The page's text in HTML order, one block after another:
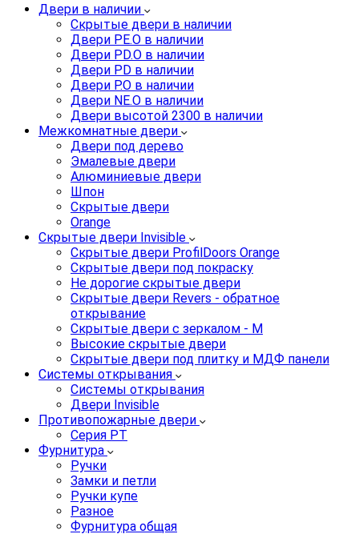
Двери в наличии
Скрытые двери в наличии
Двери PE.O в наличии
Двери PD.O в наличии
Двери PD в наличии
Двери P.O в наличии
Двери NE.O в наличии
Двери высотой 2300 в наличии
Межкомнатные двери
Двери под дерево
Эмалевые двери
Алюминиевые двери
Шпон
Скрытые двери
Orange
Скрытые двери Invisible
Скрытые двери ProfilDoors Orange
Скрытые двери под покраску
Не дорогие скрытые двери
Скрытые двери Revers - обратное
открывание
Скрытые двери с зеркалом - M
Высокие скрытые двери
Скрытые двери под плитку и МДФ панели
Системы открывания
Системы открывания
Двери Invisible
Противопожарные двери
Серия PT
Фурнитура
Ручки
Замки и петли
Ручки купе
Разное
Фурнитура общая